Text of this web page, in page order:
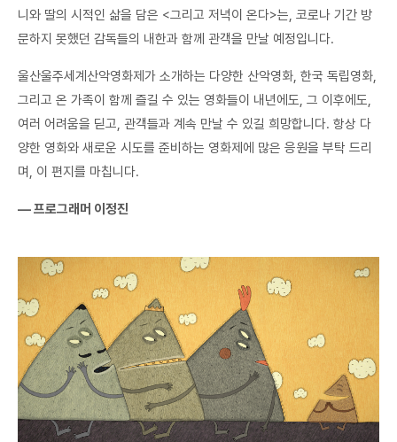
니와 딸의 시적인 삶을 담은 <그리고 저녁이 온다>는, 코로나 기간 방
문하지 못했던 감독들의 내한과 함께 관객을 만날 예정입니다.
울산울주세계산악영화제가 소개하는 다양한 산악영화, 한국 독립영화,
그리고 온 가족이 함께 즐길 수 있는 영화들이 내년에도, 그 이후에도,
여러 어려움을 딛고, 관객들과 계속 만날 수 있길 희망합니다. 항상 다
양한 영화와 새로운 시도를 준비하는 영화제에 많은 응원을 부탁 드리
며, 이 편지를 마칩니다.
― 프로그래머 이정진